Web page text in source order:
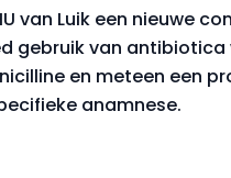
van Luik een nieuwe
gebruik van antibiotica
en meteen een
anamnese.